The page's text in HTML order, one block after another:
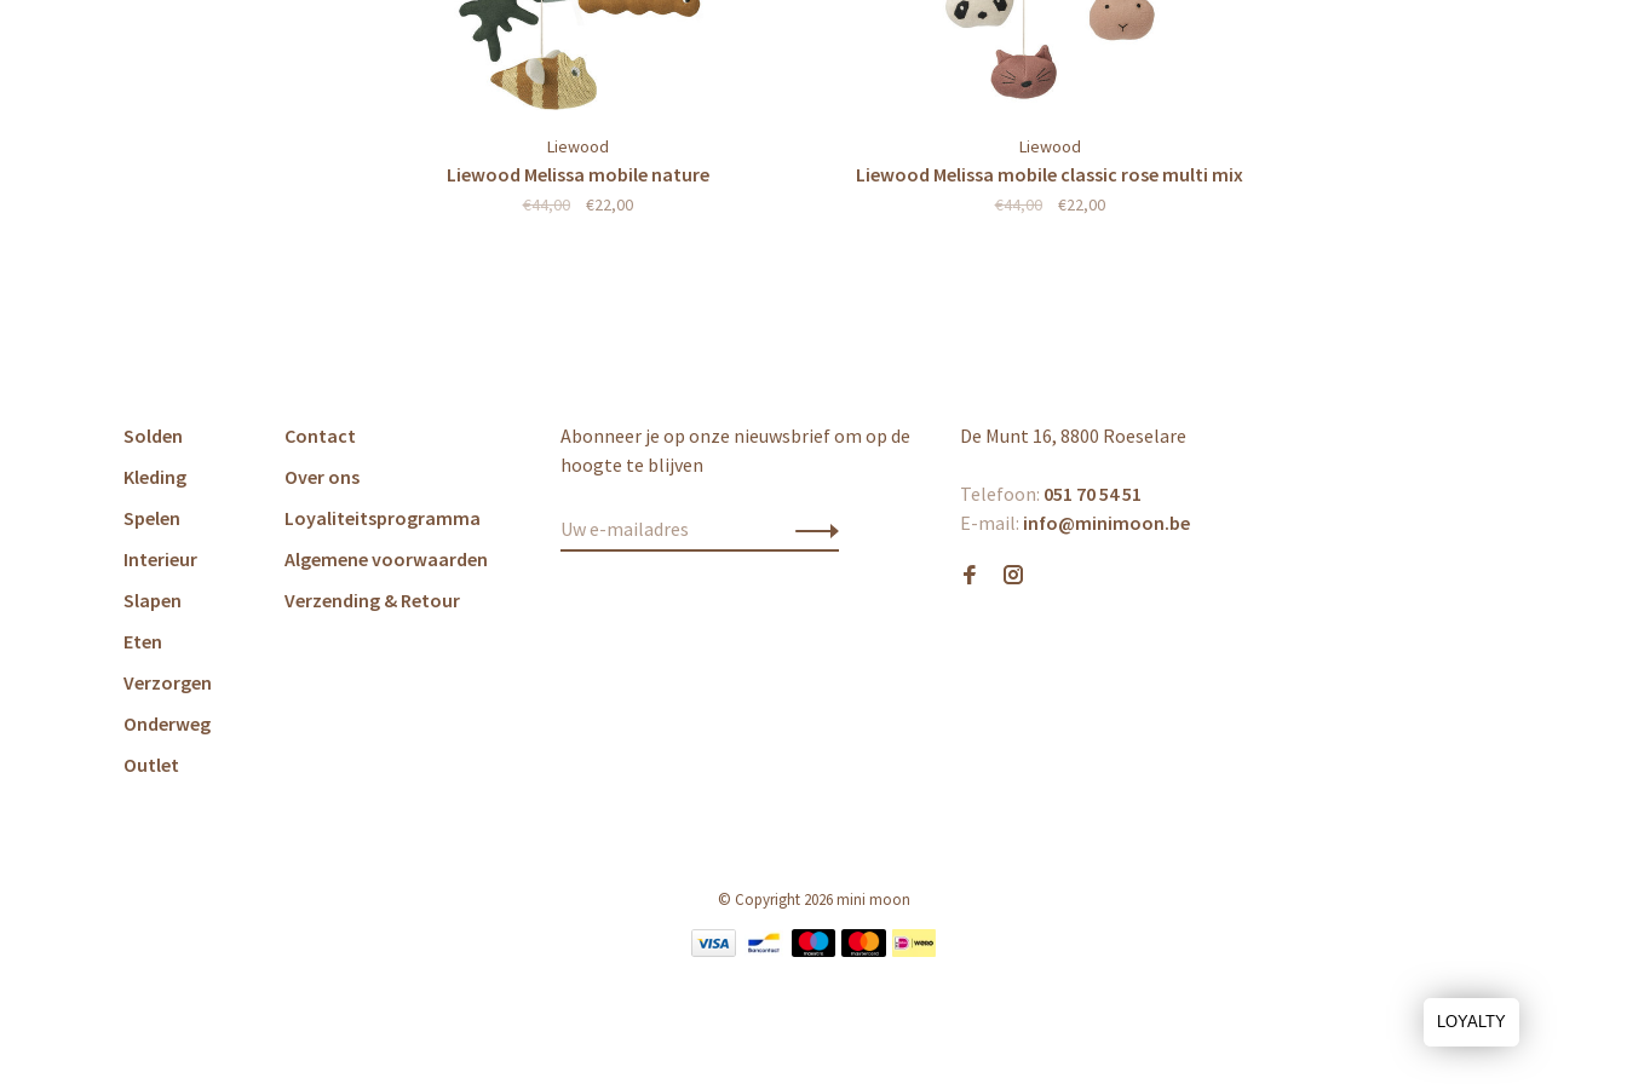
Liewood
Liewood Melissa mobile nature
€44,00 €22,00
Liewood
Liewood Melissa mobile classic rose multi mix
€44,00 €22,00
Solden
Kleding
Spelen
Interieur
Slapen
Eten
Verzorgen
Onderweg
Outlet
Contact
Over ons
Loyaliteitsprogramma
Algemene voorwaarden
Verzending & Retour
Abonneer je op onze nieuwsbrief om op de
hoogte te blijven
De Munt 16, 8800 Roeselare
Telefoon: 051 70 54 51
E-mail: info@minimoon.be
© Copyright 2026 mini moon
LOYALTY